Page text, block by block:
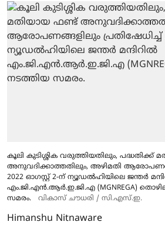
കൂലി കുടിശ്ശിക വരുത്തിയതിലും, പദ്ധതിക്ക്
അനുവദിക്കാത്തതിലും, അഴിമതി
2022 ഓഗസ്റ്റ് 2-ന് ന്യൂഡൽഹിയിലെ ജന്തർ
എം.ജി.എൻ.ആർ.ഇ.ജി.എ (MGNREGA)
സമരം.
വികാസ് ചൗധരി / സി.എസ്.ഇ.
Himanshu Nitnaware